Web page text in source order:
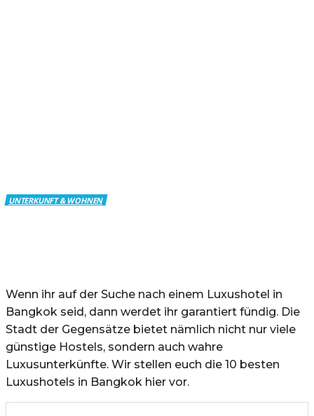
UNTERKUNFT & WOHNEN
Wenn ihr auf der Suche nach einem Luxushotel in
Bangkok seid, dann werdet ihr garantiert fündig. Die
Stadt der Gegensätze bietet nämlich nicht nur viele
günstige Hostels, sondern auch wahre
Luxusunterkünfte. Wir stellen euch die 10 besten
Luxushotels in Bangkok hier vor.